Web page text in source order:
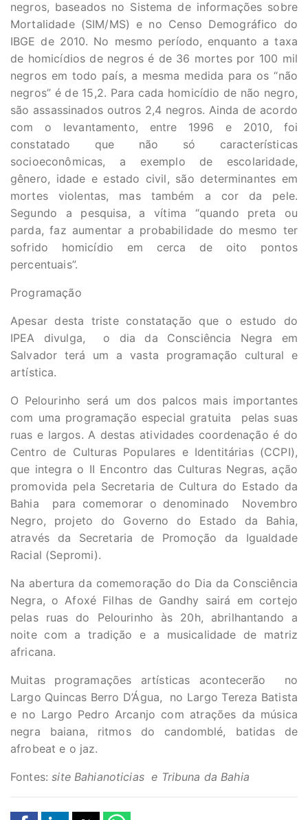
negros, baseados no Sistema de informações sobre
Mortalidade (SIM/MS) e no Censo Demográfico do
IBGE de 2010. No mesmo período, enquanto a taxa
de homicídios de negros é de 36 mortes por 100 mil
negros em todo país, a mesma medida para os “não
negros” é de 15,2. Para cada homicídio de não negro,
são assassinados outros 2,4 negros. Ainda de acordo
com o levantamento, entre 1996 e 2010, foi
constatado que não só características
socioeconômicas, a exemplo de escolaridade,
gênero, idade e estado civil, são determinantes em
mortes violentas, mas também a cor da pele.
Segundo a pesquisa, a vítima “quando preta ou
parda, faz aumentar a probabilidade do mesmo ter
sofrido homicídio em cerca de oito pontos
percentuais”.
Programação
Apesar desta triste constatação que o estudo do
IPEA divulga, o dia da Consciência Negra em
Salvador terá um a vasta programação cultural e
artística.
O Pelourinho será um dos palcos mais importantes
com uma programação especial gratuita pelas suas
ruas e largos. A destas atividades coordenação é do
Centro de Culturas Populares e Identitárias (CCPI),
que integra o II Encontro das Culturas Negras, ação
promovida pela Secretaria de Cultura do Estado da
Bahia para comemorar o denominado Novembro
Negro, projeto do Governo do Estado da Bahia,
através da Secretaria de Promoção da Igualdade
Racial (Sepromi).
Na abertura da comemoração do Dia da Consciência
Negra, o Afoxé Filhas de Gandhy sairá em cortejo
pelas ruas do Pelourinho às 20h, abrilhantando a
noite com a tradição e a musicalidade de matriz
africana.
Muitas programações artísticas acontecerão no
Largo Quincas Berro D’Água, no Largo Tereza Batista
e no Largo Pedro Arcanjo com atrações da música
negra baiana, ritmos do candomblé, batidas de
afrobeat e o jaz.
Fontes: site Bahianoticias e Tribuna da Bahia